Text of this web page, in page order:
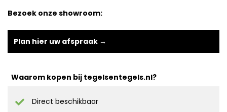
Bezoek onze showroom:
Plan hier uw afspraak →
Waarom kopen bij tegelsentegels.nl?
Direct beschikbaar